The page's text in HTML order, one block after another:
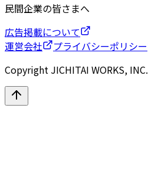
民間企業の皆さまへ
広告掲載について
運営会社
プライバシーポリシー
Copyright JICHITAI WORKS, INC.